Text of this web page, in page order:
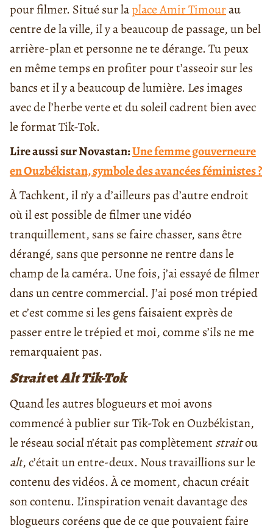
pour filmer. Situé sur laplace Amir Timourau
centre de la ville, il y a beaucoup de passage, un bel
arrière-plan et personne ne te dérange. Tu peux
en même temps en profiter pour t’asseoir sur les
bancs et il y a beaucoup de lumière. Les images
avec de l’herbe verte et du soleil cadrent bien avec
le format Tik-Tok.
Lire aussi sur Novastan:Une femme gouverneure
en Ouzbékistan, symbole des avancées féministes ?
À Tachkent, il n’y a d’ailleurs pas d’autre endroit
où il est possible de filmer une vidéo
tranquillement, sans se faire chasser, sans être
dérangé, sans que personne ne rentre dans le
champ de la caméra. Une fois, j’ai essayé de filmer
dans un centre commercial. J’ai posé mon trépied
et c’est comme si les gens faisaient exprès de
passer entre le trépied et moi, comme s’ils ne me
remarquaient pas.
StraitetAltTik-Tok
Quand les autres blogueurs et moi avons
commencé à publier sur Tik-Tok en Ouzbékistan,
le réseau social n’était pas complètementstraitou
alt, c’était un entre-deux. Nous travaillions sur le
contenu des vidéos. À ce moment, chacun créait
son contenu. L’inspiration venait davantage des
blogueurs coréens que de ce que pouvaient faire